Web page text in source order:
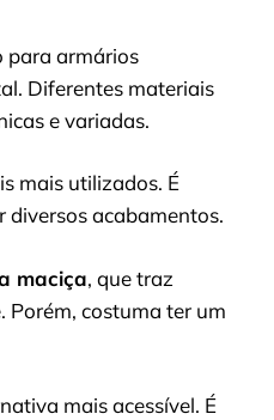
para armários
Diferentes materiais
e variadas.
mais utilizados. É
diversos acabamentos.
maciça, que traz
Porém, costuma ter um
mais acessível. É